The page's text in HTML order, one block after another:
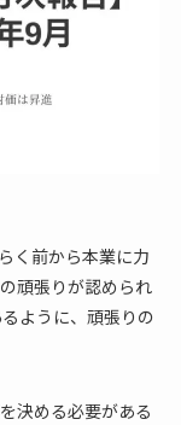
く前から本業に力
頑張りが認められ
ように、頑張りの
決める必要がある